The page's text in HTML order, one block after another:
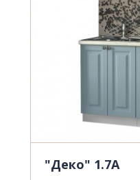
"Деко" 1.7А